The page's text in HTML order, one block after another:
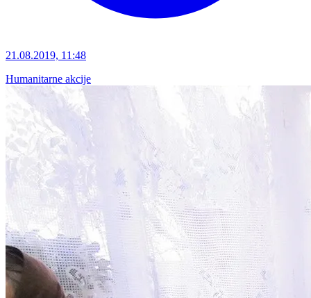
21.08.2019, 11:48
Humanitarne akcije